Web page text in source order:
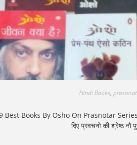
Hindi Books,
Best Books By Osho On Prasnotar Series
दिए प्रवचनो की श्रेष्ठ नौ